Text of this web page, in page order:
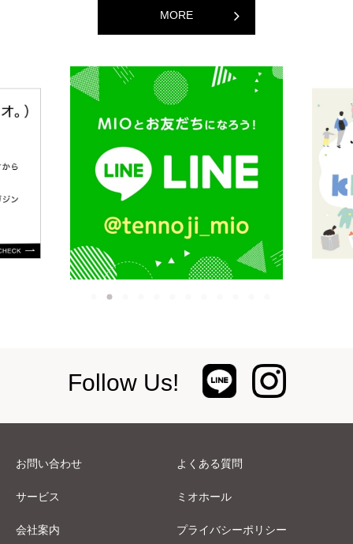
MORE
Follow Us!
お問い合わせ よくある質問
サービス ミオホール
会社案内 プライバシーポリシー